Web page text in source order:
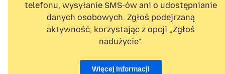
telefonu, wysyłanie SMS-ów ani o udostępnianie
danych osobowych. Zgłoś podejrzaną
aktywność, korzystając z opcji „Zgłoś
nadużycie”.
Więcej informacji